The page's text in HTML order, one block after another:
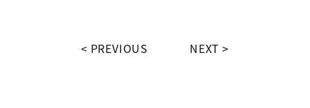
PREVIOUS NEXT